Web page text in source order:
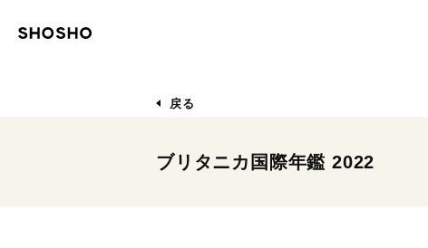
戻る
ブリタニカ国際年鑑 2022